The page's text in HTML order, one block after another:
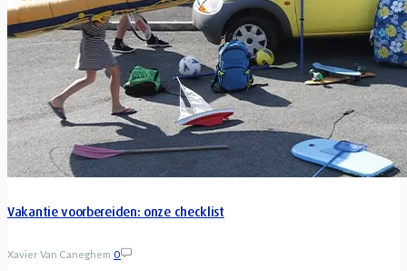
Vakantie voorbereiden: onze checklist
Xavier Van Caneghem 0